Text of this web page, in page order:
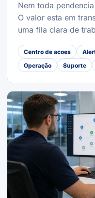
Nem toda
O valor esta em
uma fila clara de
Centro de acoes
Operação
Suporte